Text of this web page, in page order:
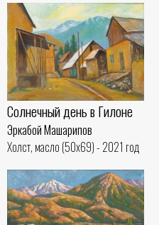
Солнечный день в Гилоне
Эркабой Машарипов
Холст, масло (50x69) - 2021 год